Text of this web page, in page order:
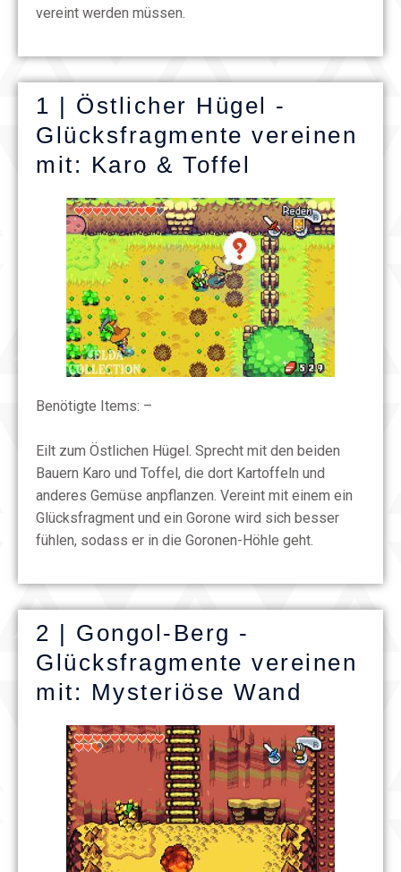
vereint werden müssen.
1 | Östlicher Hügel -
Glücksfragmente vereinen
mit: Karo & Toffel
Benötigte Items: –
Eilt zum Östlichen Hügel. Sprecht mit den beiden
Bauern Karo und Toffel, die dort Kartoffeln und
anderes Gemüse anpflanzen. Vereint mit einem ein
Glücksfragment und ein Gorone wird sich besser
fühlen, sodass er in die Goronen-Höhle geht.
2 | Gongol-Berg -
Glücksfragmente vereinen
mit: Mysteriöse Wand